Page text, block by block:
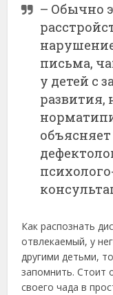
– Обычно
письма,
у детей с
развития,
Как распознать
отвлекаемый, у
другими детьми,
запомнить. Стоит
своего чада в